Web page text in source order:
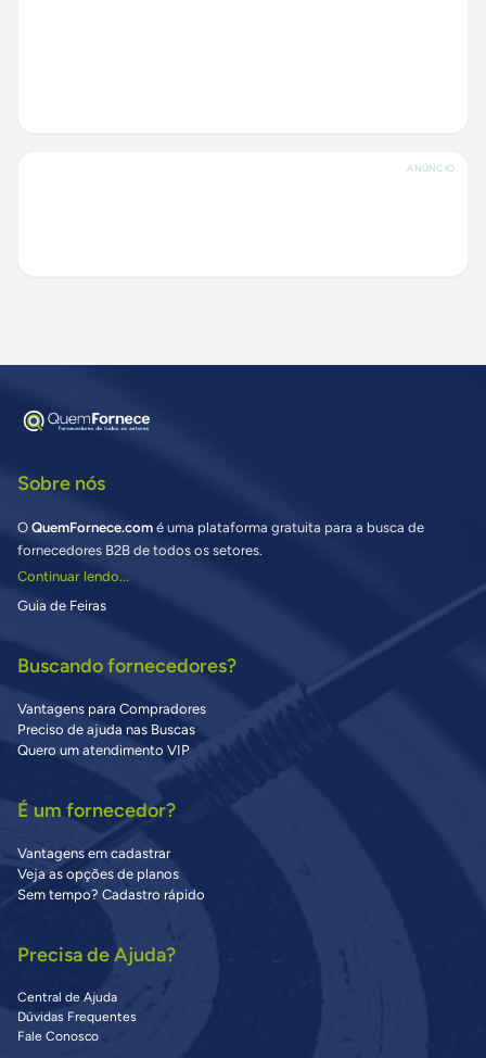
ANÚNCIO
Sobre nós
O QuemFornece.com é uma plataforma gratuita para a busca de
fornecedores B2B de todos os setores.
Continuar lendo...
Guia de Feiras
Buscando fornecedores?
Vantagens para Compradores
Preciso de ajuda nas Buscas
Quero um atendimento VIP
É um fornecedor?
Vantagens em cadastrar
Veja as opções de planos
Sem tempo? Cadastro rápido
Precisa de Ajuda?
Central de Ajuda
Dúvidas Frequentes
Fale Conosco